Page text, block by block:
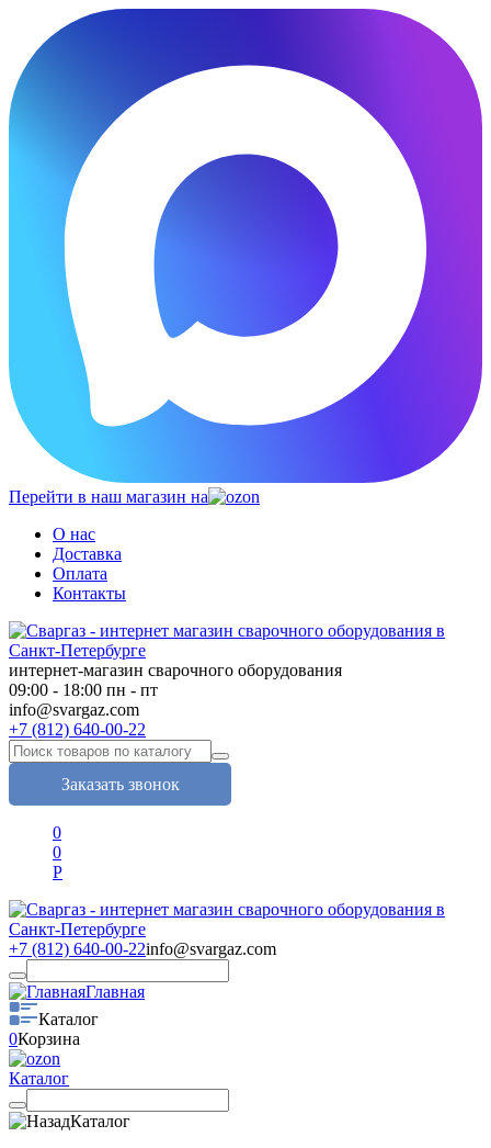
Перейти в наш магазин на
О нас
Доставка
Оплата
Контакты
интернет-магазин сварочного оборудования
09:00 - 18:00 пн - пт
info@svargaz.com
+7 (812) 640-00-22
Заказать звонок
0
0
Р
+7 (812) 640-00-22info@svargaz.com
Главная
Каталог
0Корзина
Каталог
Каталог